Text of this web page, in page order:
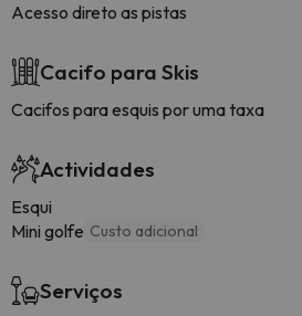
Acesso direto as pistas
Cacifo para Skis
Cacifos para esquis por uma taxa
Actividades
Esqui
Mini golfe Custo adicional
Serviços